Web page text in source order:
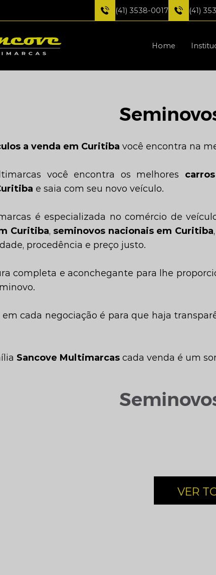
(41) 3538-0017 (41)
Home
a venda em Curitiba você encontra na
você encontra os melhores
e saia com seu novo veículo.
é especializada no comércio de
Curitiba, seminovos nacionais em Curitiba,
procedência e preço justo.
completa e aconchegante para lhe
cada negociação é para que haja
Sancove Multimarcas cada venda é um
VER